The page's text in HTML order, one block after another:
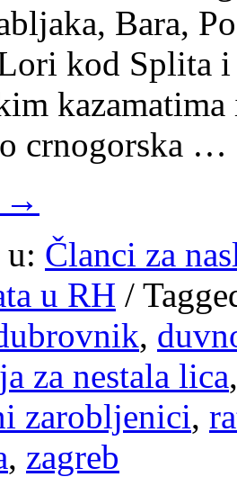
Bara,
kod Splita
crnogorska …
→
Članci za
u RH /
,
za nestala lica
zarobljenici,
, zagreb